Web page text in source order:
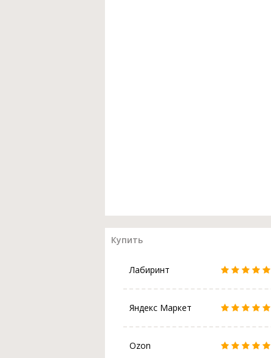
Купить
Лабиринт
Яндекс Маркет
Ozon